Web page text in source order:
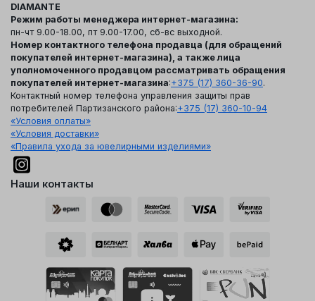
DIAMANTE
Режим работы менеджера интернет-магазина:
пн-чт 9.00-18.00, пт 9.00-17.00, сб-вс выходной.
Номер контактного телефона продавца (для обращений
покупателей интернет-магазина), а также лица
уполномоченного продавцом рассматривать обращения
покупателей интернет-магазина:+375 (17) 360-36-90.
Контактный номер телефона управления защиты прав
потребителей Партизанского района:+375 (17) 360-10-94
«Условия оплаты»
«Условия доставки»
«Правила ухода за ювелирными изделиями»
Наши контакты